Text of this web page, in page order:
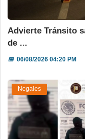
Advierte Tránsito
de ...
📅06/08/2026 04:20 PM
Nogales